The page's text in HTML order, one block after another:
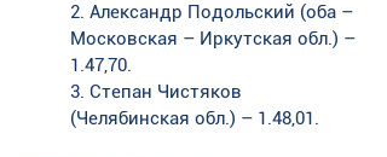
2. Александр Подольский (оба –
Московская – Иркутская обл.) –
1.47,70.
3. Степан Чистяков
(Челябинская обл.) – 1.48,01.